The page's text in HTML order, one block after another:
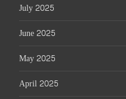
July 2025
June 2025
May 2025
April 2025